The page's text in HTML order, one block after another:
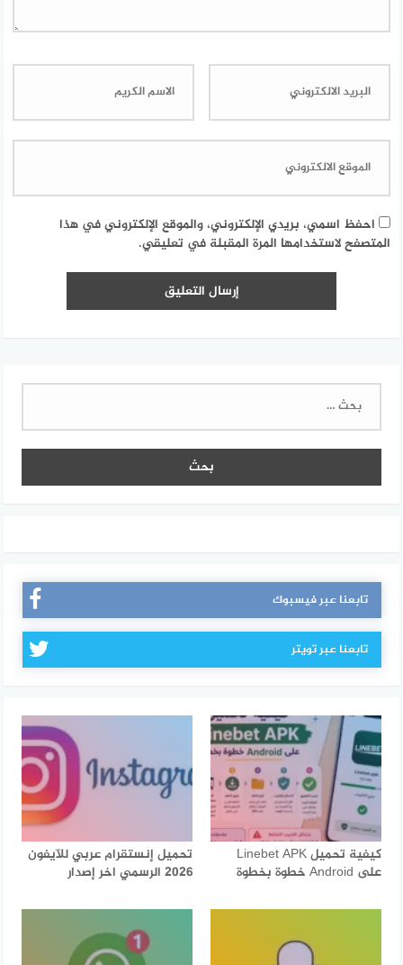
احفظ اسمي، بريدي الإلكتروني، والموقع الإلكتروني في هذا
المتصفح لاستخدامها المرة المقبلة في تعليقي.
البحث
تابعنا عبر فيسبوك
تابعنا عبر تويتر
كيفية تحميل Linebet APK
على Android خطوة بخطوة
تحميل إنستقرام عربي للآيفون
2026 الرسمي اخر إصدار